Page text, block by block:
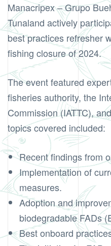
Manacripex – Grupo
Tunaland actively
best practices refresher
fishing closure of 2024.
The event featured
fisheries authority, the
Commission (IATTC),
topics covered included:
Recent findings from
Implementation of
measures.
Adoption and
biodegradable FADs
Best onboard